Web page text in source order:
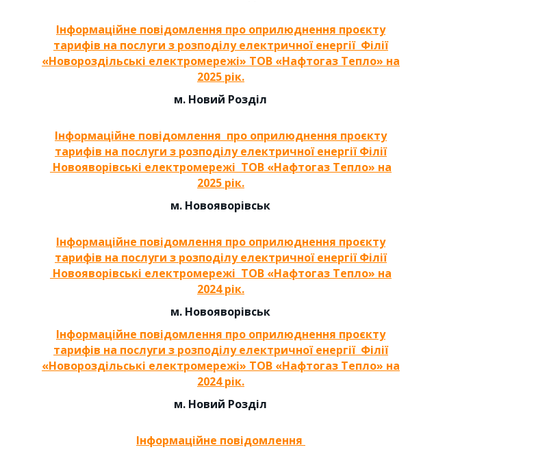
Інформаційне повідомлення про оприлюднення проєкту
тарифів на послуги з розподілу електричної енергії Філії
«Новороздільські електромережі» ТОВ «Нафтогаз Тепло» на
2025 рік.
м. Новий Розділ
Інформаційне повідомлення про оприлюднення проєкту
тарифів на послуги з розподілу електричної енергії Філії
Новояворівські електромережі ТОВ «Нафтогаз Тепло» на
2025 рік.
м. Новояворівськ
Інформаційне повідомлення про оприлюднення проєкту
тарифів на послуги з розподілу електричної енергіїФілії
Новояворівські електромережі ТОВ «Нафтогаз Тепло» на
2024рік.
м. Новояворівськ
Інформаційне повідомлення про оприлюднення проєкту
тарифів на послуги з розподілу електричної енергії Філії
«Новороздільські електромережі» ТОВ «Нафтогаз Тепло» на
2024 рік.
м. Новий Розділ
Інформаційне повідомлення